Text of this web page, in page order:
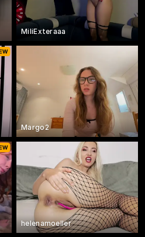
MiliExteraaa
Margo2
helenamoeller